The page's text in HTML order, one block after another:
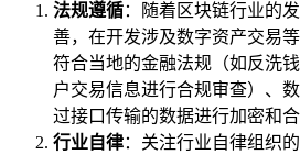
法规遵循：随着区块链行业的
善，在开发涉及数字资产交易
符合当地的金融法规（如反洗
户交易信息进行合规审查）、
过接口传输的数据进行加密和合
行业自律：关注行业自律组织